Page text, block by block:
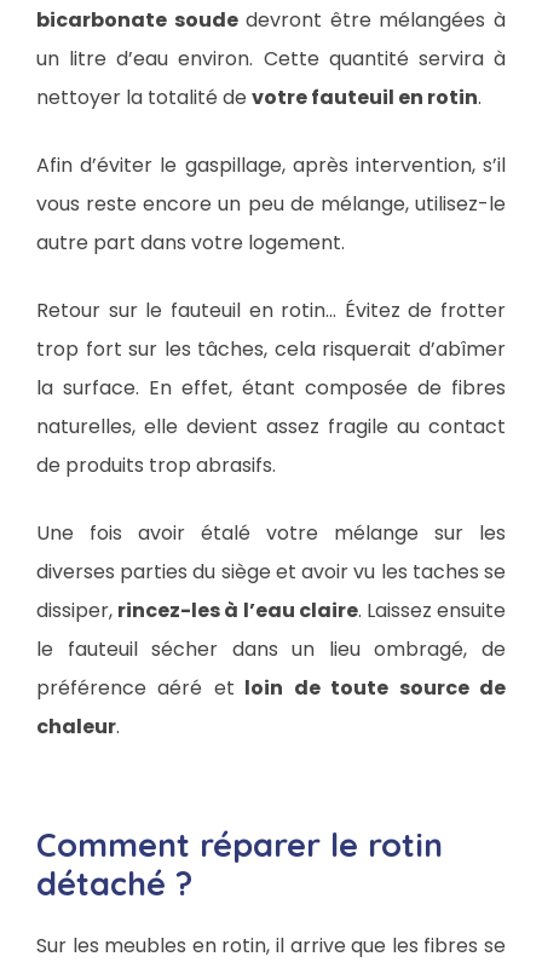
bicarbonate soudedevront être mélangées à
un litre d’eau environ. Cette quantité servira à
nettoyer la totalité de votre fauteuil en rotin.
Afin d’éviter le gaspillage, après intervention, s’il
vous reste encore un peu de mélange, utilisez-le
autre part dans votre logement.
Retour sur le fauteuil en rotin… Évitez de frotter
trop fort sur les tâches, cela risquerait d’abîmer
la surface. En effet, étant composée de fibres
naturelles, elle devient assez fragile au contact
de produits trop abrasifs.
Une fois avoir étalé votre mélange sur les
diverses parties du siège et avoir vu les taches se
dissiper, rincez-les à l’eau claire. Laissez ensuite
le fauteuil sécher dans un lieu ombragé, de
préférence aéré et loin de toute source de
chaleur.
Comment réparer le rotin
détaché ?
Sur les meubles en rotin, il arrive que les fibres se